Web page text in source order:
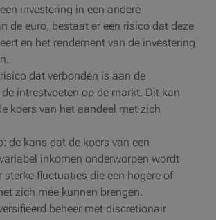
investering in een andere
de euro, bestaat er een risico dat deze
en het rendement van de investering
dat verbonden is aan de
intrestvoeten op de markt. Dit kan
koers van het aandeel met zich
de kans dat de koers van een
inkomen onderworpen wordt
sterke fluctuaties die een hogere of
zich mee kunnen brengen.
beheer met discretionair